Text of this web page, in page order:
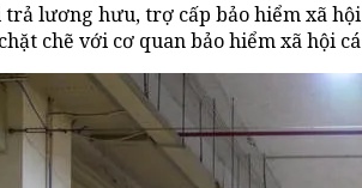
lương hưu, trợ cấp bảo hiểm xã
chẽ với cơ quan bảo hiểm xã hội